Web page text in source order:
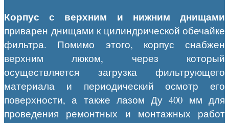
Корпус с верхним и нижним днищами
приварен днищами к цилиндрической обечайке
фильтра. Помимо этого, корпус снабжен
верхним люком, через который
осуществляется загрузка фильтрующего
материала и периодический осмотр его
поверхности, а также лазом Ду 400 мм для
проведения ремонтных и монтажных работ